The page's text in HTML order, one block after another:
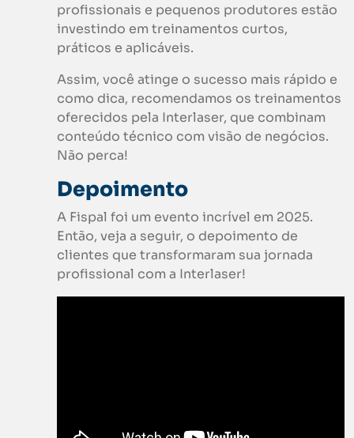
profissionais e pequenos produtores estão
investindo em treinamentos curtos,
práticos e aplicáveis.
Assim, você atinge o sucesso mais rápido e
como dica, recomendamos os treinamentos
oferecidos pela Interlaser, que combinam
conteúdo técnico com visão de negócios.
Não perca!
Depoimento
A Fispal foi um evento incrível em 2025.
Então, veja a seguir, o depoimento de
clientes que transformaram sua jornada
profissional com a Interlaser!